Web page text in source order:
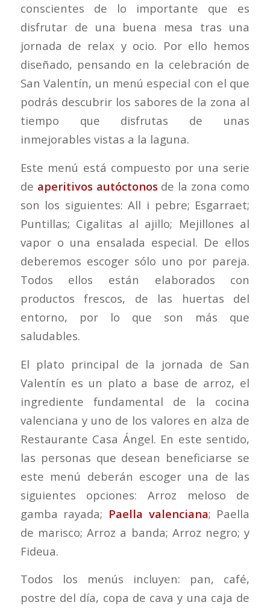
conscientes de lo importante que es
disfrutar de una buena mesa tras una
jornada de relax y ocio. Por ello hemos
diseñado, pensando en la celebración de
San Valentín, un menú especial con el que
podrás descubrir los sabores de la zona al
tiempo que disfrutas de unas
inmejorables vistas a la laguna.
Este menú está compuesto por una serie
de aperitivos autóctonosde la zona como
son los siguientes: All i pebre; Esgarraet;
Puntillas; Cigalitas al ajillo; Mejillones al
vapor o una ensalada especial. De ellos
deberemos escoger sólo uno por pareja.
Todos ellos están elaborados con
productos frescos, de las huertas del
entorno, por lo que son más que
saludables.
El plato principal de la jornada de San
Valentín es un plato a base de arroz, el
ingrediente fundamental de la cocina
valenciana y uno de los valores en alza de
Restaurante Casa Ángel. En este sentido,
las personas que desean beneficiarse se
este menú deberán escoger una de las
siguientes opciones: Arroz meloso de
gamba rayada; Paella valenciana; Paella
de marisco; Arroz a banda; Arroz negro; y
Fideua.
Todos los menús incluyen: pan, café,
postre del día, copa de cava y una caja de